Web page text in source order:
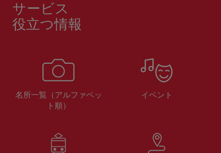
サービス
役立つ情報
名所一覧（アルファベッ
ト順）
イベント